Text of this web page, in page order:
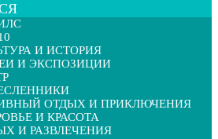
И ИСТОРИЯ
И ЭКСПОЗИЦИИ
ОТДЫХ И ПРИКЛЮЧЕНИЯ
И КРАСОТА
И РАЗВЛЕЧЕНИЯ